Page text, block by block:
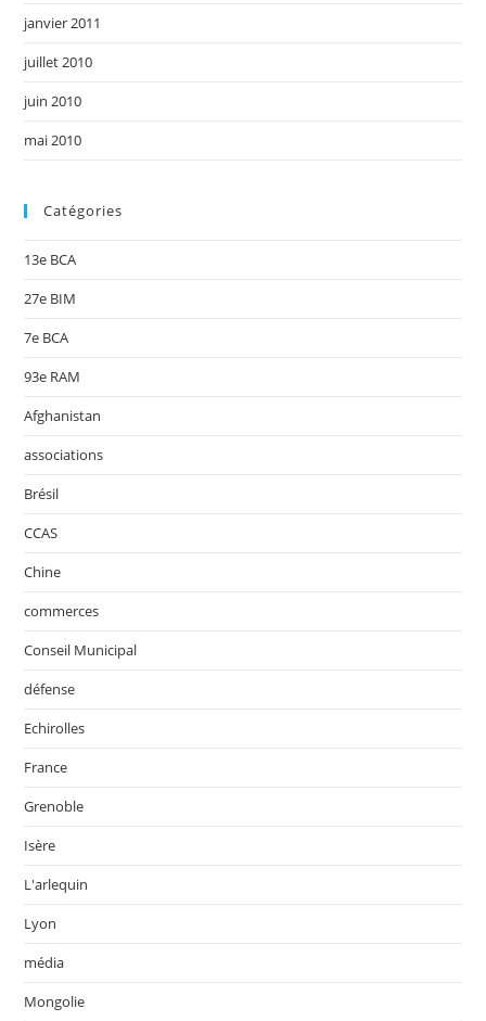
janvier 2011
juillet 2010
juin 2010
mai 2010
Catégories
13e BCA
27e BIM
7e BCA
93e RAM
Afghanistan
associations
Brésil
CCAS
Chine
commerces
Conseil Municipal
défense
Echirolles
France
Grenoble
Isère
L'arlequin
Lyon
média
Mongolie